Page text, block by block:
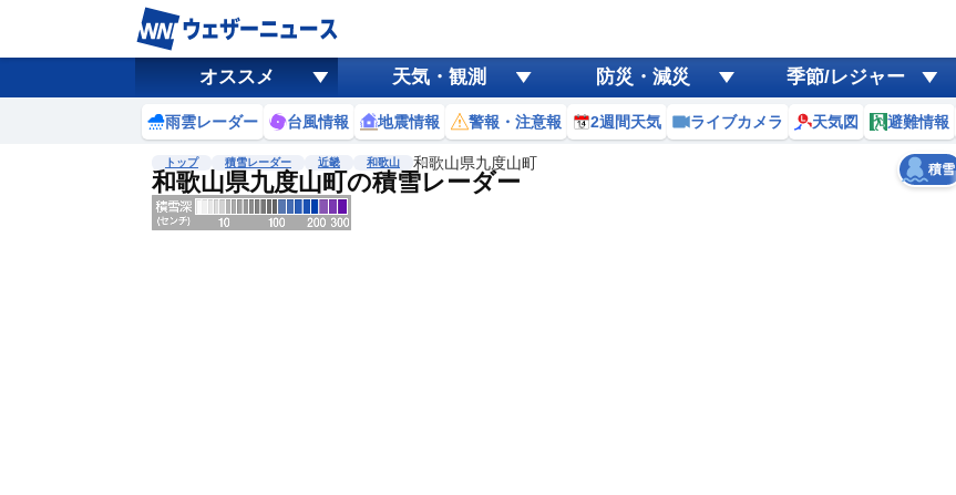
オススメ 天気・観測 防災・減災 季節/レジャー
雨雲レーダー 台風情報 地震情報 警報・注意報 2週間天気 ライブカメラ 天気図 避難情報
トップ 積雪レーダー 近畿 和歌山 和歌山県九度山町
和歌山県九度山町の積雪レーダー 積雪
黄砂
天気 台風